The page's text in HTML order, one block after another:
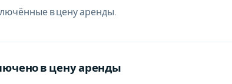
в цену аренды.
в цену аренды